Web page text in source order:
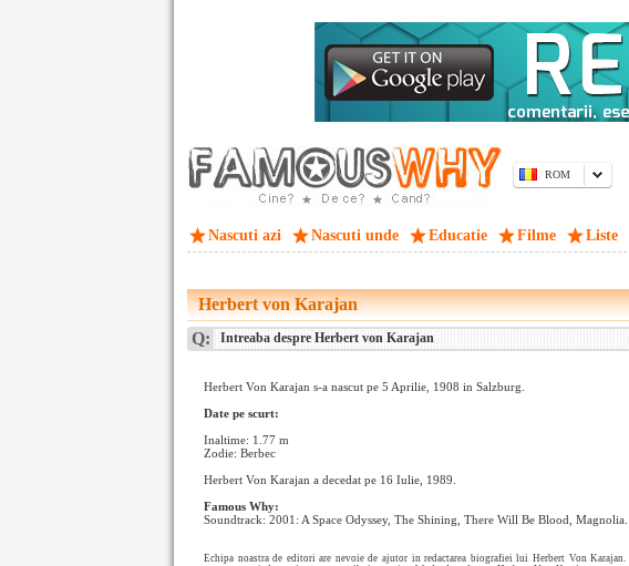
ROM
Nascuti azi Nascuti unde Educatie Filme Liste
Herbert von Karajan
Q: Intreaba despre Herbert von Karajan
Herbert Von Karajan s-a nascut pe 5 Aprilie, 1908 in Salzburg.
Date pe scurt:
Inaltime: 1.77 m
Zodie: Berbec
Herbert Von Karajan a decedat pe 16 Iulie, 1989.
Famous Why:
Soundtrack: 2001: A Space Odyssey, The Shining, There Will Be Blood, Magnolia.
Echipa noastra de editori are nevoie de ajutor in redactarea biografiei lui Herbert Von